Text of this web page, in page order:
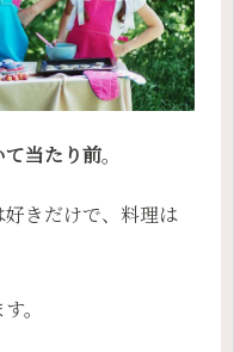
当たり前。
きだけで、料理は
。